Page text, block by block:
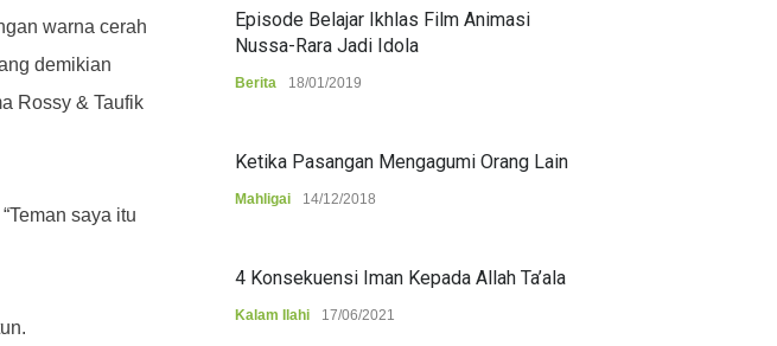
warna cerah
demikian
Rossy & Taufik
saya itu
Episode Belajar Ikhlas Film Animasi
Nussa-Rara Jadi Idola
Berita 18/01/2019
Ketika Pasangan Mengagumi Orang Lain
Mahligai 14/12/2018
4 Konsekuensi Iman Kepada Allah Ta’ala
Kalam Ilahi 17/06/2021